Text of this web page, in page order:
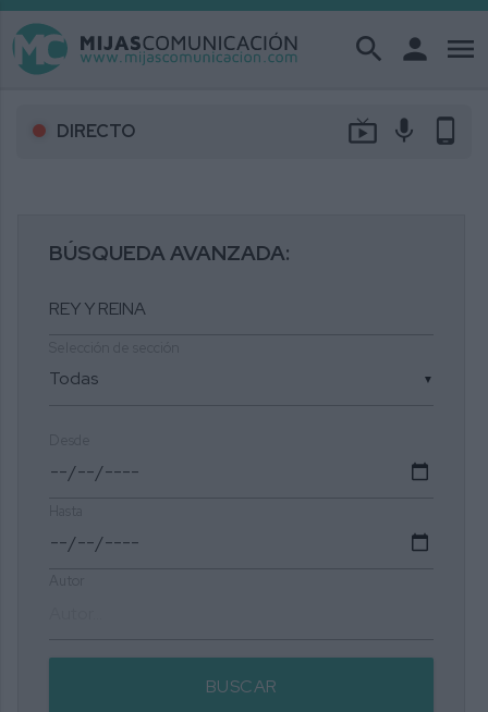
search person menu
DIRECTO live_tv mic phone_android
BÚSQUEDA AVANZADA:
▼
BUSCAR